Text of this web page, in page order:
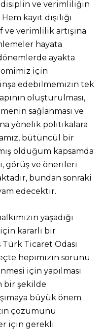
ve verimliliğin
kayıt dışılığı
verimlilik artışına
hayata
ayakta
için
edebilmemizin tek
oluşturulması,
sağlanması ve
yönelik politikalara
bütüncül bir
olduğum kapsamda
görüş ve önerileri
bundan sonraki
edecektir.
yaşadığı
kararlı bir
Ticaret Odası
hepimizin sorunu
için yapılması
bir şekilde
büyük önem
çözümünü
için gerekli